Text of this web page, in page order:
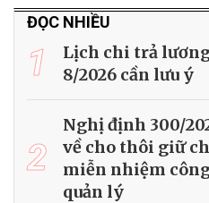
ĐỌC NHIỀU
1
Lịch chi trả
8/2026 cần lưu ý
2
Nghị định 300/
về cho thôi giữ
miễn nhiệm
quản lý